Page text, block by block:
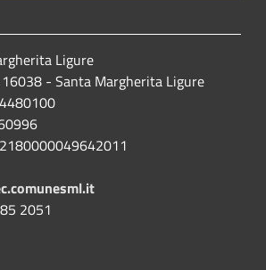
Ligure
- Santa Margherita Ligure
2051